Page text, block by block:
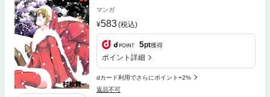
マンガ
583(税込)
5pt獲得
ポイント詳細
dカード利用でさらにポイント+2%
返品不可